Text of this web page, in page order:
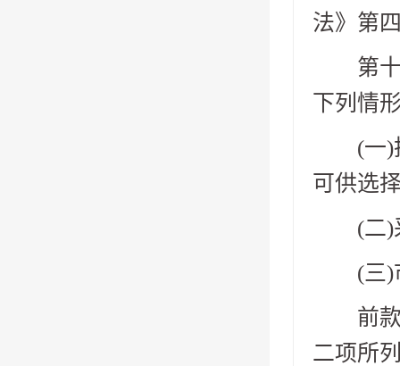
法》第
第十
下列情
(一)技
可供选
(二)采
(三)市
前款
二项所